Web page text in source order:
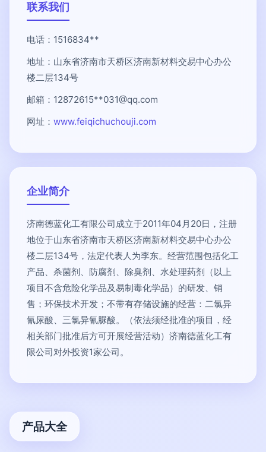
联系我们
电话：1516834**
地址：山东省济南市天桥区济南新材料交易中心办公
楼二层134号
邮箱：12872615**031@qq.com
网址： www.feiqichuchouji.com
企业简介
济南德蓝化工有限公司成立于2011年04月20日，注册
地位于山东省济南市天桥区济南新材料交易中心办公
楼二层134号，法定代表人为李东。经营范围包括化工
产品、杀菌剂、防腐剂、除臭剂、水处理药剂（以上
项目不含危险化学品及易制毒化学品）的研发、销
售；环保技术开发；不带有存储设施的经营：二氯异
氰尿酸、三氯异氰脲酸。（依法须经批准的项目，经
相关部门批准后方可开展经营活动）济南德蓝化工有
限公司对外投资1家公司。
产品大全